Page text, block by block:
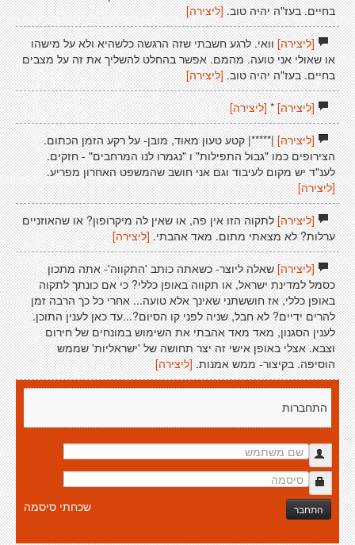
בחיים. בעז"ה יהיה טוב. [ליצירה]
[ליצירה]וואי. לרגע חשבתי שזה הרגשה כלשהיא ולא על מישהו
או שאולי אני טועה. מהמם. אפשר בהחלט להשליך את זה על מצבים
בחיים. בעז"ה יהיה טוב. [ליצירה]
[ליצירה]* [ליצירה]
[ליצירה]|*****| קטע טעון מאוד, מובן- על רקע הזמן הכתום.
הצירופים כמו "גבול התפילות" ו "נגמרו לנו המרחבים" - חזקים.
לענ"ד יש מקום לעיבוד וגם אני חושב שהמשפט האחרון מפריע.
[ליצירה]
[ליצירה]לתקוה הזו אין פה, או שאין לה מיקרופון? או שהאוזניים
ערלות? לא מצאתי מתום. מאד אהבתי. [ליצירה]
[ליצירה]שאלה ליוצר- כשאתה כותב 'התקווה'- אתה מתכון
כסמל למדינת ישראל, או תקווה באופן כללי? כי אם כונתך לתקוה
באופן כללי, אז חוששתני שאינך אלא טועה... אחרי כל כך הרבה זמן
להרים ידיים? לא חבל, שניה לפני קו הסיום?...עד כאן לענין התוכן.
לענין הסגנון, מאד מאד אהבתי את השימוש במונחים של חירום
וצבא. אצלי באופן אישי זה יצר תחושה של 'ישראליות' שממש
הוסיפה. בקיצור- ממש אמנות. [ליצירה]
התחברות
התחבר שכחתי סיסמה